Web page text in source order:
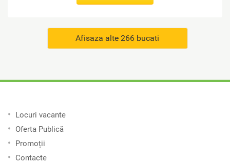
Afisaza alte 266 bucati
Locuri vacante
Oferta Publică
Promoții
Contacte